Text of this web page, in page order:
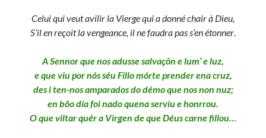
Celui qui veut avilir la Vierge qui a donné chair à Dieu,
S’il en reçoit la vengeance, il ne faudra pas s’en étonner.
A Sennor que nos adusse salvaçôn e lum’ e luz,
e que viu por nós séu Fillo mórte prender ena cruz,
des i ten-nos amparados do démo que nos non nuz;
en bõo día foi nado quena serviu e honrrou.
O que viltar quér a Virgen de que Déus carne fillou…